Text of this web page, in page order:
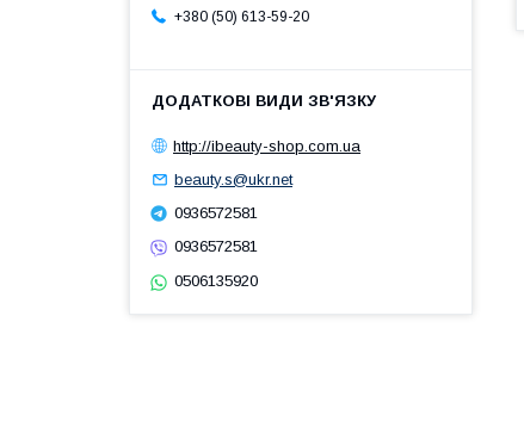
+380 (50) 613-59-20
http://ibeauty-shop.com.ua
beauty.s@ukr.net
0936572581
0936572581
0506135920